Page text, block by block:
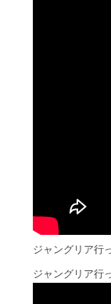
ジャングリア行
ジャングリア行